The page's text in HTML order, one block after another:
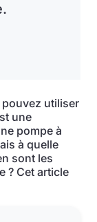
utiliser
une
pompe à
à quelle
sont les
? Cet article